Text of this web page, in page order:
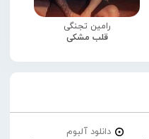
رامین تجنگی
قلب مشکی
دانلود آلبوم